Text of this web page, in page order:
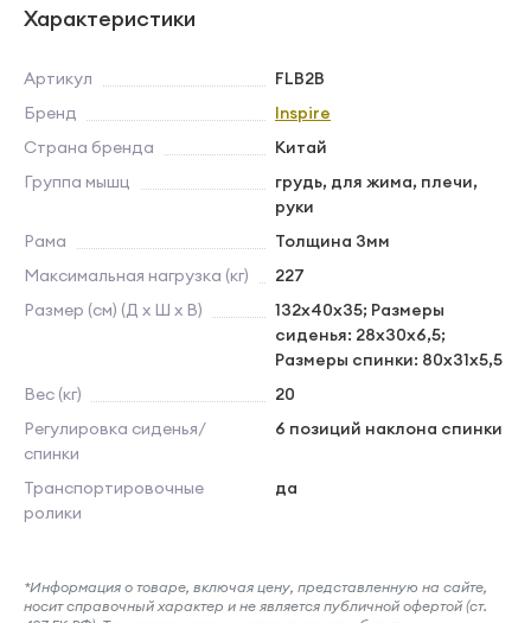
Характеристики
Артикул
FLB2B
Бренд
Inspire
Страна бренда
Китай
Группа мышц
грудь, для жима, плечи,
руки
Рама
Толщина 3мм
Максимальная нагрузка (кг)
227
Размер (см) (Д х Ш х В)
132х40х35; Размеры
сиденья: 28х30х6,5;
Размеры спинки: 80х31х5,5
Вес (кг)
20
Регулировка сиденья/
спинки
6 позиций наклона спинки
Транспортировочные
ролики
да
*Информация о товаре, включая цену, представленную на сайте,
носит справочный характер и не является публичной офертой (ст.